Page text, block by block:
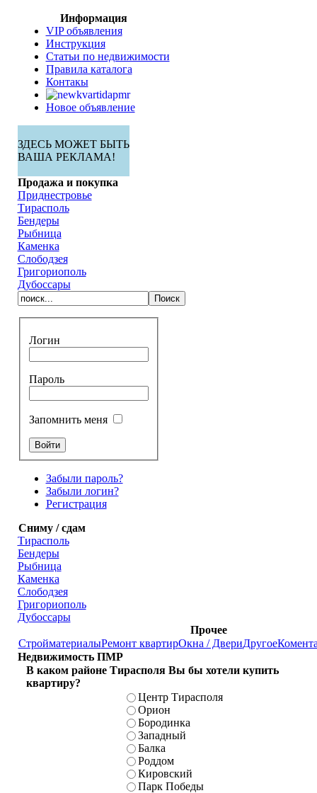
Информация
VIP объявления
Инструкция
Статьи по недвижимости
Правила каталога
Контакы
Новое объявление
ЗДЕСЬ МОЖЕТ БЫТЬ
ВАША РЕКЛАМА!
Продажа и покупка
Приднестровье
Тирасполь
Бендеры
Рыбница
Каменка
Слободзея
Григориополь
Дубоссары
Логин
Пароль
Запомнить меня
Забыли пароль?
Забыли логин?
Регистрация
Сниму / сдам
Тирасполь
Бендеры
Рыбница
Каменка
Слободзея
Григориополь
Дубоссары
Прочее
СтройматериалыРемонт квартирОкна / ДвериДругое
Недвижимость ПМР
В каком районе Тирасполя Вы бы хотели купить
квартиру?
Центр Тирасполя
Орион
Бородинка
Западный
Балка
Роддом
Кировский
Парк Победы